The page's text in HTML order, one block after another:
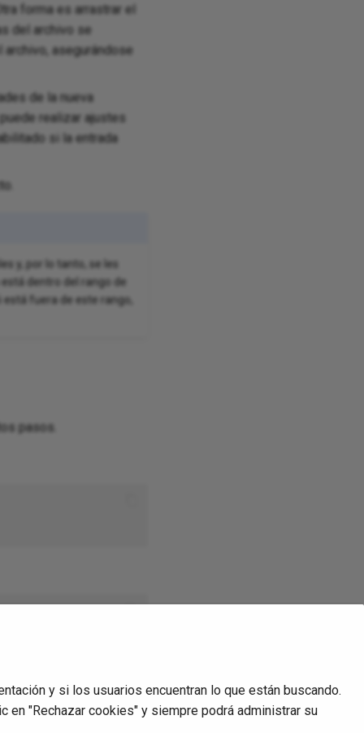
forma es arrastrar el
del archivo se
asegurándose
de la nueva
realizar ajustes
si la entrada
y, por lo tanto, se les
dentro del rango de
está fuera de este rango,
pasos.
Siguiente
y si los usuarios encuentran lo que están buscando.
en "Rechazar cookies" y siempre podrá administrar su